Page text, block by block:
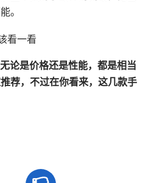
。
论是价格还是性能，都是相当
荐，不过在你看来，这几款手